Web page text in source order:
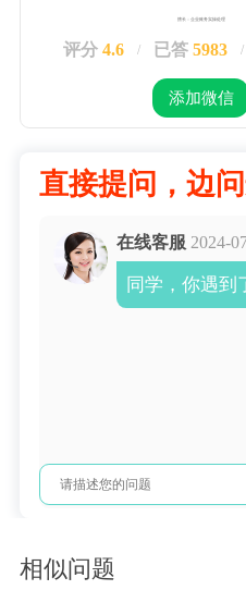
擅长：企业账务实操处理
评分 4.6 / 已答 5983 /
添加微信
直接提问，边
在线客服 2024-
同学，你遇到
相似问题